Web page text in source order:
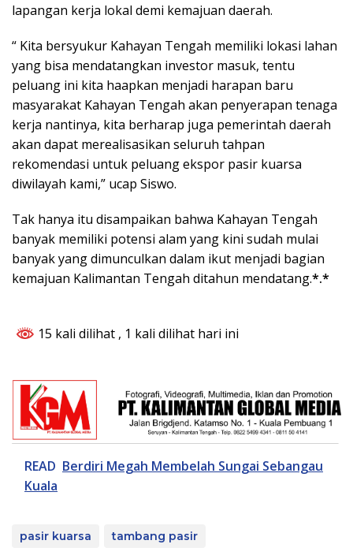
lapangan kerja lokal demi kemajuan daerah.
“ Kita bersyukur Kahayan Tengah memiliki lokasi lahan
yang bisa mendatangkan investor masuk, tentu
peluang ini kita haapkan menjadi harapan baru
masyarakat Kahayan Tengah akan penyerapan tenaga
kerja nantinya, kita berharap juga pemerintah daerah
akan dapat merealisasikan seluruh tahpan
rekomendasi untuk peluang ekspor pasir kuarsa
diwilayah kami,” ucap Siswo.
Tak hanya itu disampaikan bahwa Kahayan Tengah
banyak memiliki potensi alam yang kini sudah mulai
banyak yang dimunculkan dalam ikut menjadi bagian
kemajuan Kalimantan Tengah ditahun mendatang.*.*
15 kali dilihat , 1 kali dilihat hari ini
READ Berdiri Megah Membelah Sungai Sebangau
Kuala
pasir kuarsa tambang pasir